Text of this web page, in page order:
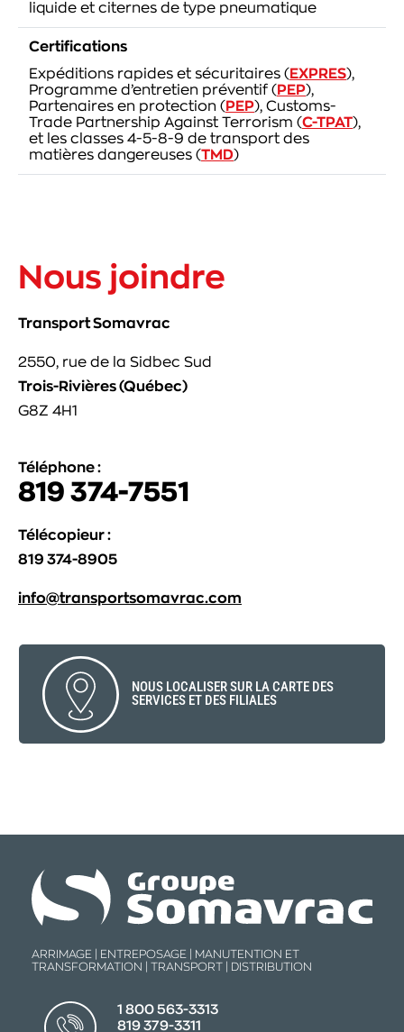
liquide et citernes de type pneumatique
Certifications
Expéditions rapides et sécuritaires ( EXPRES),
Programme d’entretien préventif ( PEP),
Partenaires en protection ( PEP), Customs-
Trade Partnership Against Terrorism (C-TPAT),
et les classes 4-5-8-9 de transport des
matières dangereuses (TMD)
Nous joindre
Transport Somavrac
2550, rue de la Sidbec Sud
Trois-Rivières (Québec)
G8Z 4H1
Téléphone :
819 374-7551
Télécopieur :
819 374-8905
info@transportsomavrac.com
NOUS LOCALISER SUR LA CARTE DES
SERVICES ET DES FILIALES
ARRIMAGE | ENTREPOSAGE | MANUTENTION ET
TRANSFORMATION | TRANSPORT | DISTRIBUTION
1 800 563-3313
819 379-3311